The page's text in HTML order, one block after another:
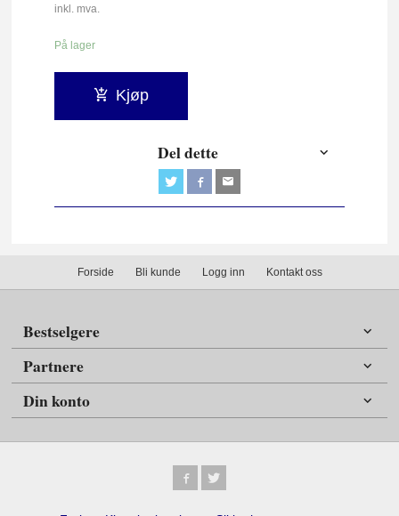
inkl. mva.
På lager
Kjøp
Del dette
Forside Bli kunde Logg inn Kontakt oss
Bestselgere
Partnere
Din konto